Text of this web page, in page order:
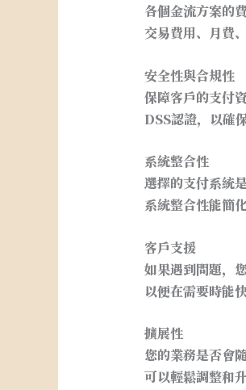
各個金流方案的
交易費用、月費
安全性與合規性
保障客戶的支付
DSS認證，以確
系統整合性
選擇的支付系統
系統整合性能簡
客戶支援
如果遇到問題，
以便在需要時能
擴展性
您的業務是否會
可以輕鬆調整和